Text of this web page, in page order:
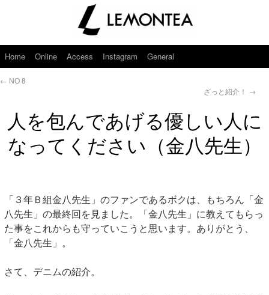
Home Online Access Instagram General
← NO 8
ざっと紹介！ →
人を包んであげる優しい人に
なってください（金八先生）
「３年Ｂ組金八先生」のファンであるボクは、もちろん「金
八先生」の最終回を見ました。「金八先生」に教えてもらっ
た事をこれからも守っていこうと思います。ありがとう、
「金八先生」。
さて、デニムの紹介。